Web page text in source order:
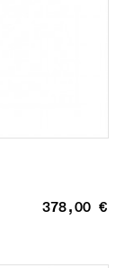
378,00 €